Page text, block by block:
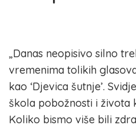
„Danas neopisivo silno
vremenima tolikih
kao ‘Djevica šutnje’.
škola pobožnosti i života
Koliko bismo više bili